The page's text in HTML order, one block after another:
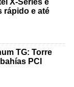
X-Series e
rápido e até
TG: Torre
PCI